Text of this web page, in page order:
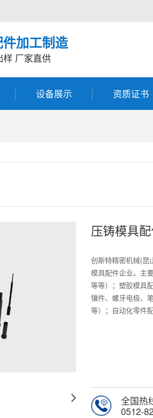
加工制造
样 厂家直供
设备展示 资质证书
压铸模具
创斯特精密机械(昆
模具配件企业。主
等等）；塑胶模具
镶件、螺牙电极、
等）；自动化零件
全国热
0512-